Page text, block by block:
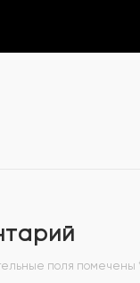
поля помечены